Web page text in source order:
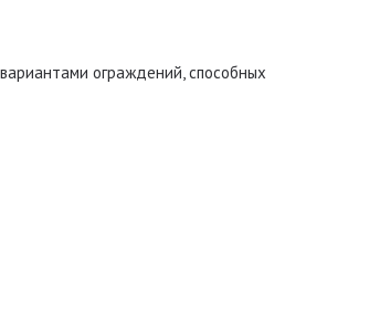
ограждений, способных